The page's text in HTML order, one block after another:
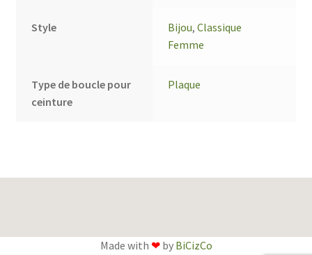
Style Bijou,Classique
Femme
Type de boucle pour
ceinture
Plaque
Made with ❤by BiCizCo